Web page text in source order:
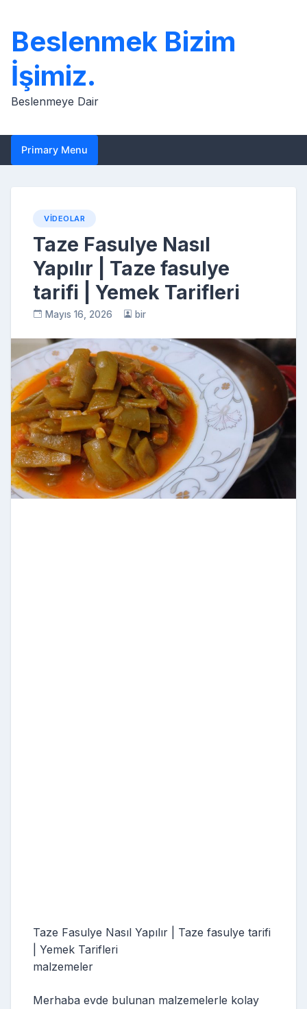
content
Beslenmek Bizim
İşimiz.
Beslenmeye Dair
Primary Menu
VIDEOLAR
Taze Fasulye Nasıl
Yapılır | Taze fasulye
tarifi | Yemek Tarifleri
Mayıs 16, 2026 bir
Taze Fasulye Nasıl Yapılır | Taze fasulye tarifi
| Yemek Tarifleri
malzemeler
Merhaba evde bulunan malzemelerle kolay